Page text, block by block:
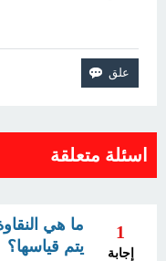
اسئلة متعلقة
1
إجابة
ما هي
يتم قياسها؟